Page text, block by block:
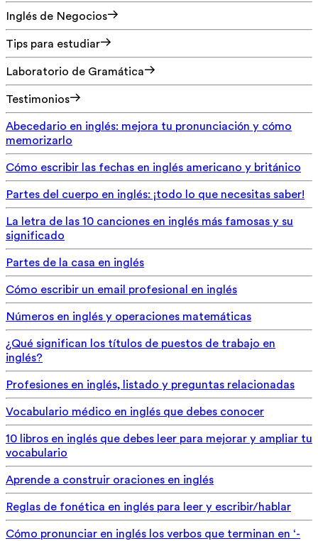
Inglés de Negocios
Tips para estudiar
Laboratorio de Gramática
Testimonios
Abecedario en inglés: mejora tu pronunciación y cómo
memorizarlo
Cómo escribir las fechas en inglés americano y británico
Partes del cuerpo en inglés: ¡todo lo que necesitas saber!
La letra de las 10 canciones en inglés más famosas y su
significado
Partes de la casa en inglés
Cómo escribir un email profesional en inglés
Números en inglés y operaciones matemáticas
¿Qué significan los títulos de puestos de trabajo en
inglés?
Profesiones en inglés, listado y preguntas relacionadas
Vocabulario médico en inglés que debes conocer
10 libros en inglés que debes leer para mejorar y ampliar tu
vocabulario
Aprende a construir oraciones en inglés
Reglas de fonética en inglés para leer y escribir/hablar
Cómo pronunciar en inglés los verbos que terminan en ‘-